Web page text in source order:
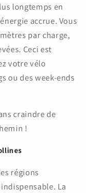
longtemps en
accrue. Vous
par charge,
Ceci est
votre vélo
ou des week-ends
craindre de
!
régions
La